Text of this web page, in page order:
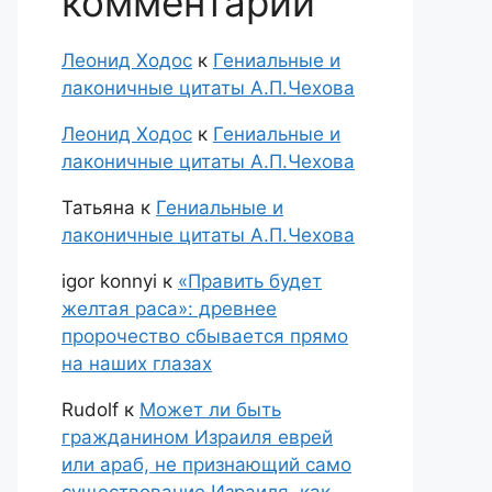
Леонид Ходос к Гениальные и
лаконичные цитаты А.П.Чехова
Леонид Ходос к Гениальные и
лаконичные цитаты А.П.Чехова
Татьяна к Гениальные и
лаконичные цитаты А.П.Чехова
igor konnyi к «Править будет
желтая раса»: древнее
пророчество сбывается прямо
на наших глазах
Rudolf к Может ли быть
гражданином Израиля еврей
или араб, не признающий само